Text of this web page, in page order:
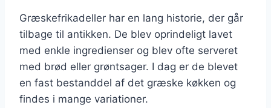
Græskefrikadeller har en lang historie, der går
tilbage til antikken. De blev oprindeligt lavet
med enkle ingredienser og blev ofte serveret
med brød eller grøntsager. I dag er de blevet
en fast bestanddel af det græske køkken og
findes i mange variationer.